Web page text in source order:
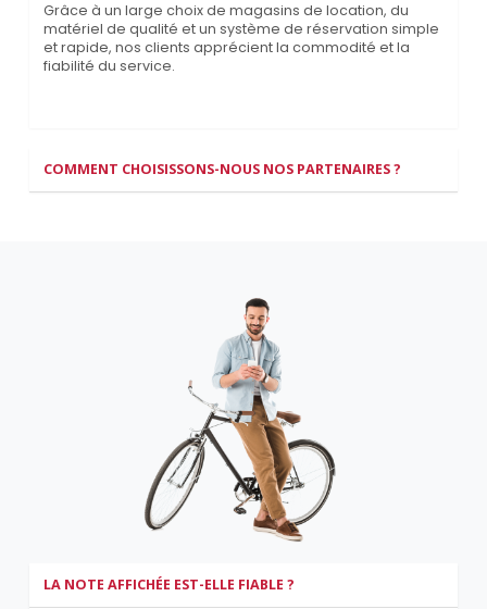
Grâce à un large choix de magasins de location, du
matériel de qualité et un système de réservation simple
et rapide, nos clients apprécient la commodité et la
fiabilité du service.
COMMENT CHOISISSONS-NOUS NOS PARTENAIRES ?
LA NOTE AFFICHÉE EST-ELLE FIABLE ?